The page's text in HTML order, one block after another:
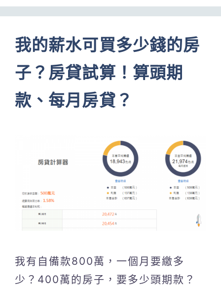
我的薪水可買多少錢的房
子？房貸試算！算頭期
款、每月房貸？
我有自備款800萬，一個月要繳多
少？400萬的房子，要多少頭期款？